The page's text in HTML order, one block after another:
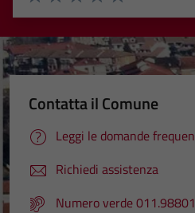
Valuta 5 stelle
Valuta 4 stelle su 5
Valuta 3 stelle su 5
Valuta 2 stelle su 5
Valuta 1 stelle su 5
Contatta il Comune
Leggi le domande
Richiedi assistenza
Numero verde